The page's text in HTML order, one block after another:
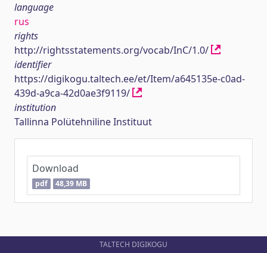
language
rus
rights
http://rightsstatements.org/vocab/InC/1.0/
identifier
https://digikogu.taltech.ee/et/Item/a645135e-c0ad-
439d-a9ca-42d0ae3f9119/
institution
Tallinna Polütehniline Instituut
Download
pdf 48,39 MB
TALTECH DIGIKOGU